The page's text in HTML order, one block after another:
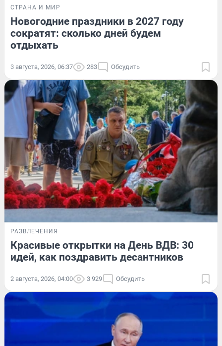
СТРАНА И МИР
Новогодние праздники в 2027 году
сократят: сколько дней будем
отдыхать
3 августа, 2026, 06:37 283 Обсудить
РАЗВЛЕЧЕНИЯ
Красивые открытки на День ВДВ: 30
идей, как поздравить десантников
2 августа, 2026, 04:00 3 929 Обсудить